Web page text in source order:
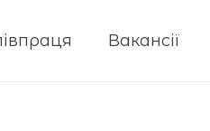
Вакансії